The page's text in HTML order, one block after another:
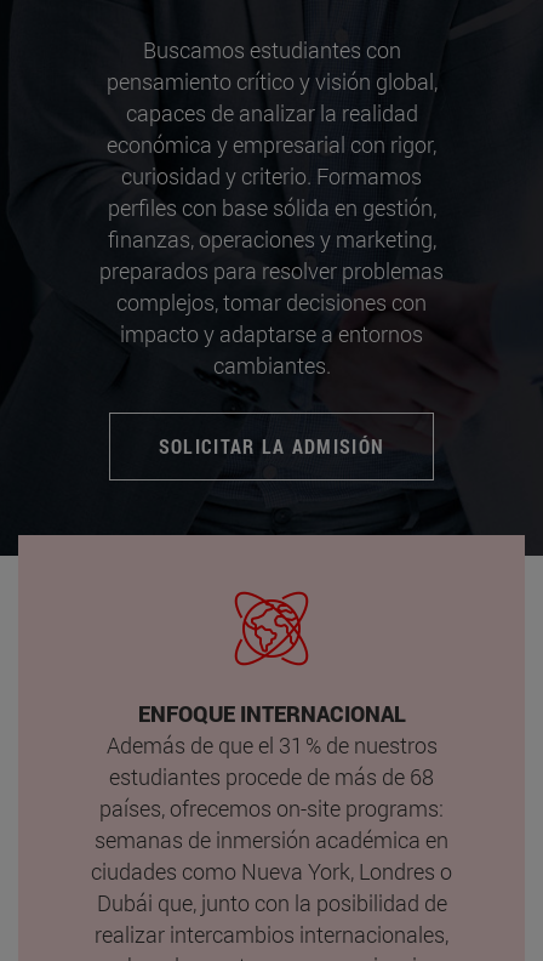
Buscamos estudiantes con
pensamiento crítico y visión global,
capaces de analizar la realidad
económica y empresarial con rigor,
curiosidad y criterio. Formamos
perfiles con base sólida en gestión,
finanzas, operaciones y marketing,
preparados para resolver problemas
complejos, tomar decisiones con
impacto y adaptarse a entornos
cambiantes.
SOLICITAR LA ADMISIÓN
ENFOQUE INTERNACIONAL
Además de que el 31 % de nuestros
estudiantes procede de más de 68
países, ofrecemos on-site programs:
semanas de inmersión académica en
ciudades como Nueva York, Londres o
Dubái que, junto con la posibilidad de
realizar intercambios internacionales,